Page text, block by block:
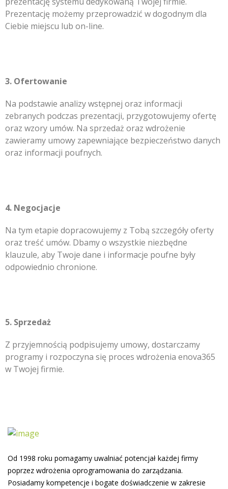
Prezentację możemy przeprowadzić w dogodnym dla
Ciebie miejscu lub on-line.
3. Ofertowanie
Na podstawie analizy wstępnej oraz informacji
zebranych podczas prezentacji, przygotowujemy ofertę
oraz wzory umów. Na sprzedaż oraz wdrożenie
zawieramy umowy zapewniające bezpieczeństwo danych
oraz informacji poufnych.
4. Negocjacje
Na tym etapie dopracowujemy z Tobą szczegóły oferty
oraz treść umów. Dbamy o wszystkie niezbędne
klauzule, aby Twoje dane i informacje poufne były
odpowiednio chronione.
5. Sprzedaż
Z przyjemnością podpisujemy umowy, dostarczamy
programy i rozpoczyna się proces wdrożenia enova365
w Twojej firmie.
Od 1998 roku pomagamy uwalniać potencjał każdej firmy
poprzez wdrożenia oprogramowania do zarządzania.
Posiadamy kompetencje i bogate doświadczenie w zakresie